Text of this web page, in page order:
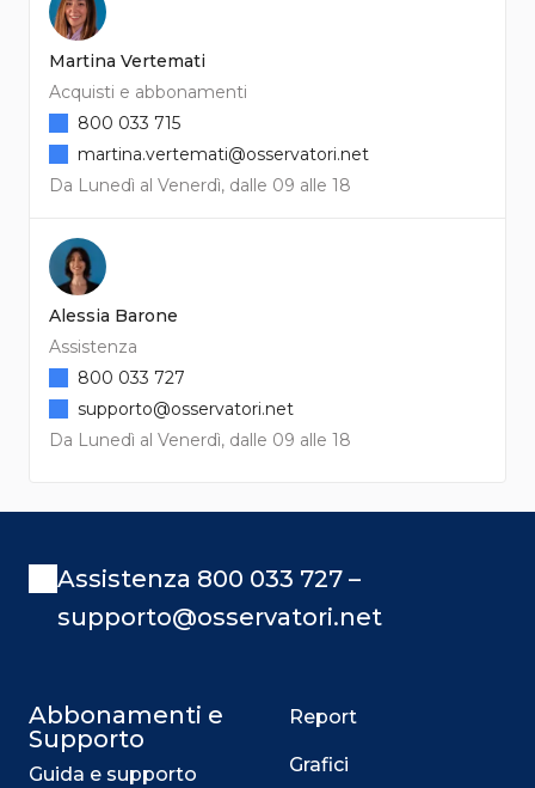
Martina Vertemati
Acquisti e abbonamenti
Da Lunedì al Venerdì, dalle 09 alle 18
800 033 715
martina.vertemati@osservatori.net
Alessia Barone
Assistenza
Da Lunedì al Venerdì, dalle 09 alle 18
800 033 727
supporto@osservatori.net
Assistenza 800 033 727 –
supporto@osservatori.net
Abbonamenti e
Supporto
Guida e supporto
Report
Grafici